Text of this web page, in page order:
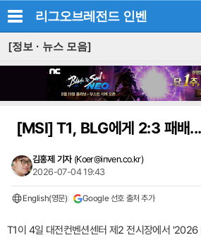
리그오브레전드 인벤
[정보 · 뉴스 모음]
[MSI]T1, BLG에게 2:3 패배
김홍제 기자 (Koer@inven.co.kr)
2026-07-04 19:43
English(영문) Google 선호 출처 추가
T1이 4일 대전컨벤션센터 제2 전시장에서 '2026